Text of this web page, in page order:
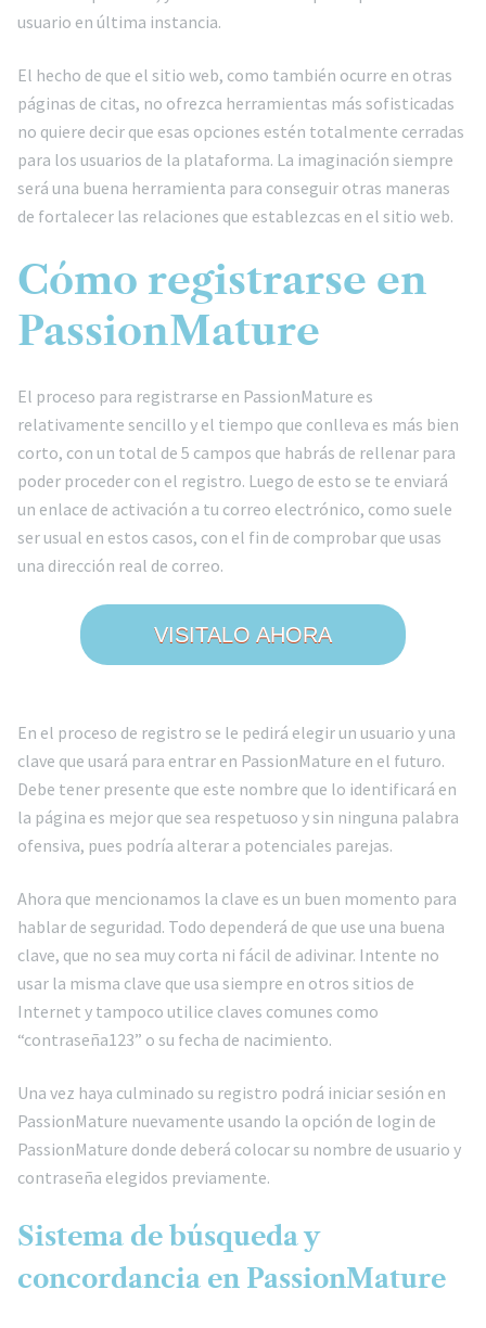
usuario en última instancia.
El hecho de que el sitio web, como también ocurre en otras
páginas de citas, no ofrezca herramientas más sofisticadas
no quiere decir que esas opciones estén totalmente cerradas
para los usuarios de la plataforma. La imaginación siempre
será una buena herramienta para conseguir otras maneras
de fortalecer las relaciones que establezcas en el sitio web.
Cómo registrarse en
PassionMature
El proceso para registrarse en PassionMature es
relativamente sencillo y el tiempo que conlleva es más bien
corto, con un total de 5 campos que habrás de rellenar para
poder proceder con el registro. Luego de esto se te enviará
un enlace de activación a tu correo electrónico, como suele
ser usual en estos casos, con el fin de comprobar que usas
una dirección real de correo.
VISITALO AHORA
En el proceso de registro se le pedirá elegir un usuario y una
clave que usará para entrar en PassionMature en el futuro.
Debe tener presente que este nombre que lo identificará en
la página es mejor que sea respetuoso y sin ninguna palabra
ofensiva, pues podría alterar a potenciales parejas.
Ahora que mencionamos la clave es un buen momento para
hablar de seguridad. Todo dependerá de que use una buena
clave, que no sea muy corta ni fácil de adivinar. Intente no
usar la misma clave que usa siempre en otros sitios de
Internet y tampoco utilice claves comunes como
“contraseña123” o su fecha de nacimiento.
Una vez haya culminado su registro podrá iniciar sesión en
PassionMature nuevamente usando la opción de login de
PassionMature donde deberá colocar su nombre de usuario y
contraseña elegidos previamente.
Sistema de búsqueda y
concordancia en PassionMature